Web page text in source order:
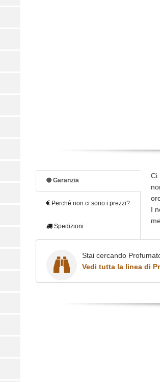
Garanzia
Perché non ci sono i prezzi?
Spedizioni
Ci
I
Stai cercando
Vedi tutta la linea di